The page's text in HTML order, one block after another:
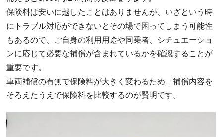
保険料は安いに越したことはありませんが、いざという時
にトラブル対応ができないとその場で困ってしまう可能性
もあるので、ご自身の利用用途や同乗者、シチュエーショ
ンに応じて必要な補償が含まれているかを確認することが
重要です。
車両補償の有無で保険料が大きく変わるため、補償内容を
そろえたうえで保険料を比較するのが賢明です。